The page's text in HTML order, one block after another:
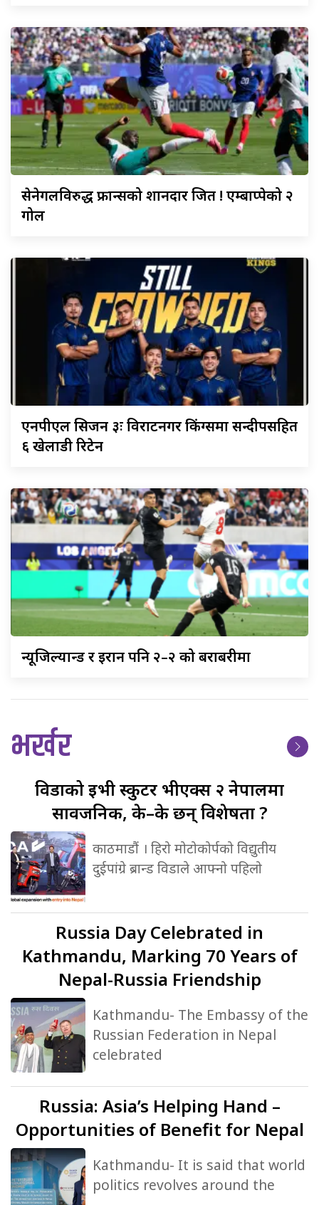
सेनेगलविरुद्धफ्रान्सको शानदार जित ! एम्बाप्पेको २
गोल
एनपीएलसिजन ३ः विराटनगर किंग्समा सन्दीपसहित
६ खेलाडी रिटेन
न्यूजिल्यान्डर इरान पनि २–२ को बराबरीमा
भर्खर
विडाकोईभी स्कुटर भीएक्स २ नेपालमा
सार्वजनिक, के–के छन् विशेषता ?
काठमाडौं । हिरो मोटोकोर्पको विद्युतीय
दुईपांग्रे ब्रान्ड विडाले आफ्नो पहिलो
Russia Day Celebrated in
Kathmandu, Marking 70 Years of
Nepal-Russia Friendship
Kathmandu- The Embassy of the
Russian Federation in Nepal
celebrated
Russia: Asia’s Helping Hand –
Opportunities of Benefit for Nepal
Kathmandu- It is said that world
politics revolves around the